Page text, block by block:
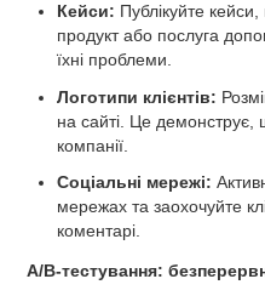
Кейси: Публікуйте
продукт або послуга
їхні проблеми.
Логотипи клієнтів:
на сайті. Це демонструє,
компанії.
Соціальні мережі:
мережах та заохочуйте
коментарі.
A/B-тестування: